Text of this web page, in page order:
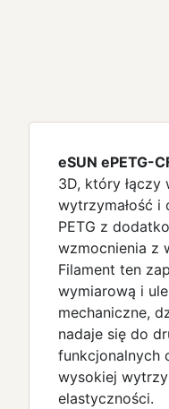
eSUN ePETG-
3D, który łączy
wytrzymałość i
PETG z
wzmocnienia z
Filament ten
wymiarową i
mechaniczne,
nadaje się do
funkcjonalnych
wysokiej
elastyczności.